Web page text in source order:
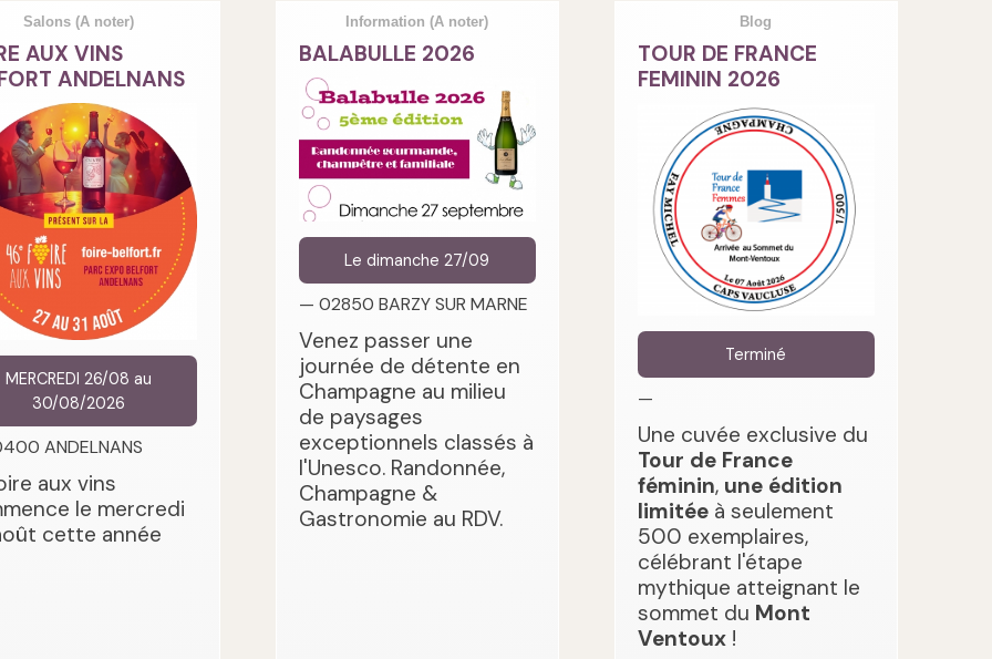
Salons(A noter)
AUX VINS
ANDELNANS
MERCREDI 26/08 au
30/08/2026
ANDELNANS
aux vins
le mercredi
cette année
Information(A noter)
BALABULLE 2026
Le dimanche 27/09
— 02850 BARZY SUR MARNE
Venez passer une
journée de détente en
Champagne au milieu
de paysages
exceptionnels classés à
l'Unesco. Randonnée,
Champagne &
Gastronomie au RDV.
Blog
TOUR DE FRANCE
FEMININ 2026
Terminé
—
Une cuvée exclusive du
Tour de France
féminin, une édition
limitéeà seulement
500 exemplaires,
célébrant l'étape
mythique atteignant le
sommet du Mont
Ventoux !